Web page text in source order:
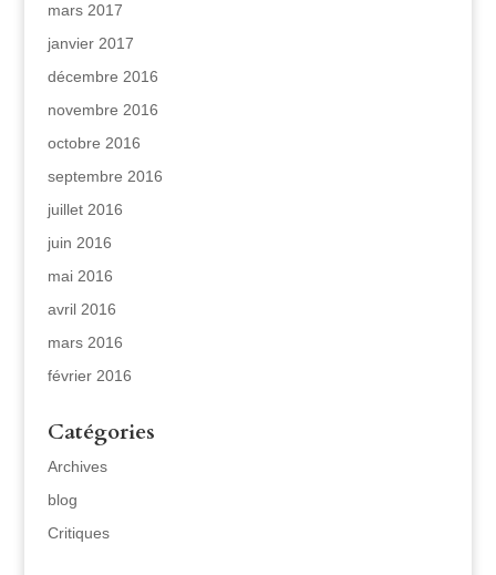
mars 2017
janvier 2017
décembre 2016
novembre 2016
octobre 2016
septembre 2016
juillet 2016
juin 2016
mai 2016
avril 2016
mars 2016
février 2016
Catégories
Archives
blog
Critiques